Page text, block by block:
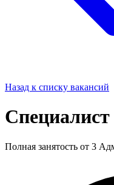
Назад к списку вакансий
Специалист
Полная занятость от 3